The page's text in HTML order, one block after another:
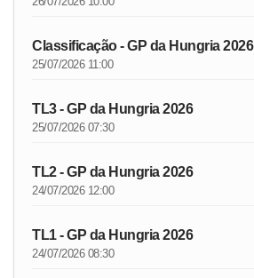
Classificação - GP da Hungria 2026
25/07/2026 11:00
TL3 - GP da Hungria 2026
25/07/2026 07:30
TL2 - GP da Hungria 2026
24/07/2026 12:00
TL1 - GP da Hungria 2026
24/07/2026 08:30